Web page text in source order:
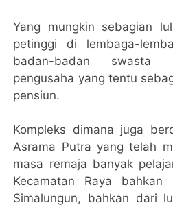
Yang mungkin sebagian
petinggi di lembaga-
badan-badan swasta
pengusaha yang tentu
pensiun.
Kompleks dimana juga
Asrama Putra yang telah
masa remaja banyak
Kecamatan Raya
Simalungun, bahkan dari